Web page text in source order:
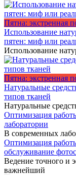
Пятна: экстренная
Использование
пятен: миф или
Использование
Пятна: экстренная
Натуральные
типов тканей
Натуральные
Оптимизация
лаборатории
В современных
Оптимизация
обслуживание
Ведение точного и
важнейший